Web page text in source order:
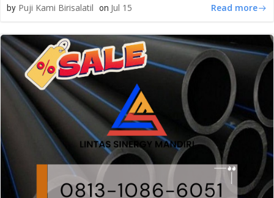
by Puji Kami Birisalatil on Jul 15 Read more